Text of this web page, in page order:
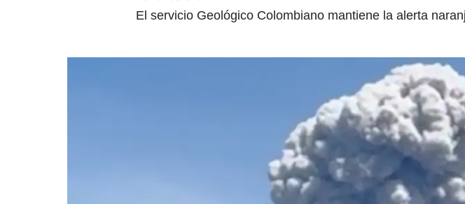
El servicio Geológico Colombiano mantiene la alerta